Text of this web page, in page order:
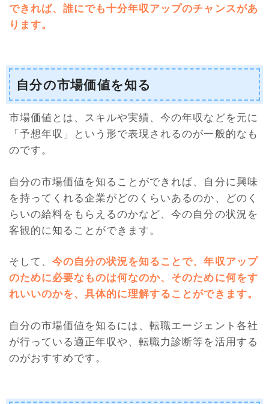
できれば、誰にでも十分年収アップのチャンスがあ
ります。
自分の市場価値を知る
市場価値とは、スキルや実績、今の年収などを元に
「予想年収」という形で表現されるのが一般的なも
のです。
自分の市場価値を知ることができれば、自分に興味
を持ってくれる企業がどのくらいあるのか、どのく
らいの給料をもらえるのかなど、今の自分の状況を
客観的に知ることができます。
そして、今の自分の状況を知ることで、年収アップ
のために必要なものは何なのか、そのために何をす
れいいのかを、具体的に理解することができます。
自分の市場価値を知るには、転職エージェント各社
が行っている適正年収や、転職力診断等を活用する
のがおすすめです。